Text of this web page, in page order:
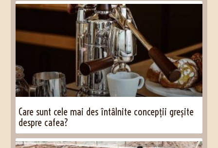
Care sunt cele mai des întâlnite concepții greșite
despre cafea?